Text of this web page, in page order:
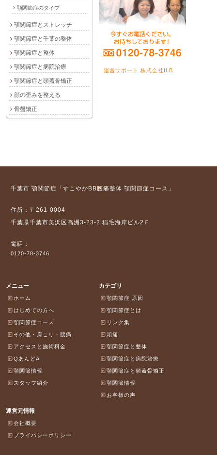
顎関節症のタイプ
顎関節症とストレッチ
顎関節症と千葉の整体
顎関節症と整体
顎関節症と病院治療
顎関節症と頭蓋骨矯正
顔の歪みを整える
骨盤矯正
運営サポート 株式会社ILB
千葉市 顎関節症「すこやかBB腰痛整体 顎関節症コース」
住所：〒261-0004
千葉県千葉市美浜区高洲3-23-2 稲毛海岸ビル2Ｆ
電話：
0120-78-3746
メニュー
ホーム
はじめての方へ
顎関節症コース
その他・肩こり・腰痛
アクセスと施術料金
QあんどA
顎関節情報
スタッフ紹介
カテゴリ
顎関節症 原因
顎関節症とは
リンク集
頭痛
顎関節症と整体
顎関節症と病院治療
顎関節症と頭蓋骨矯正
顎関節情報
お客様の声
運営元情報
会社概要
プライバシーポリシー